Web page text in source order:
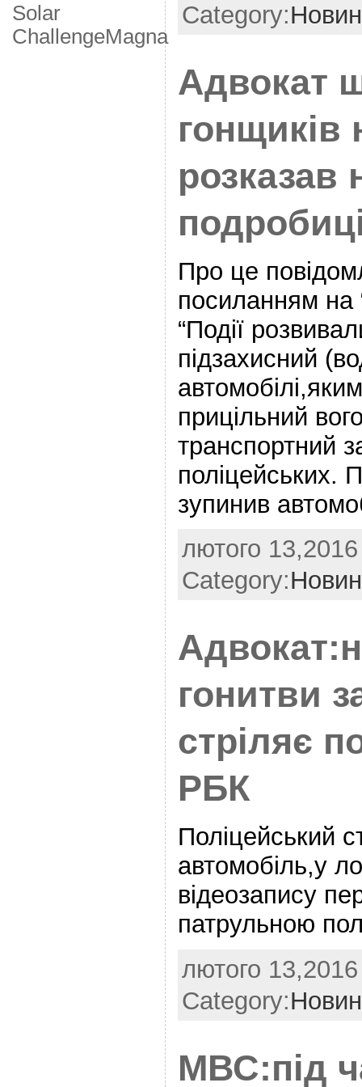
Solar
ChallengeМagna
Category:
Адвокат
гонщиків
розказав
Про це
посиланням на
“Події
підзахисний
прицільний
транспортний
поліцейських.
зупинив
лютого
Category:
гонитви
стріляє
РБК
Поліцейський
автомобіль,у
відеозапису
патрульною
лютого
Category:
​МВС:під